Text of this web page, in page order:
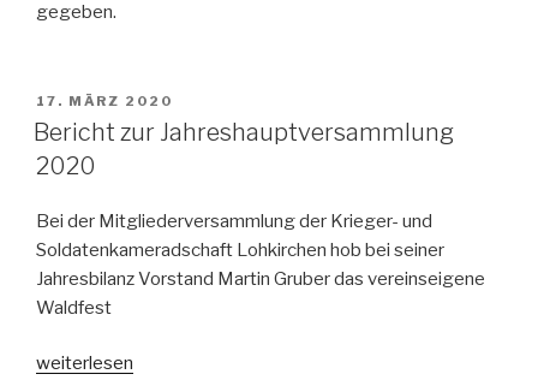
gegeben.
VERÖFFENTLICHT
AM
17. MÄRZ 2020
Bericht zur Jahreshauptversammlung
2020
Bei der Mitgliederversammlung der Krieger- und
Soldatenkameradschaft Lohkirchen hob bei seiner
Jahresbilanz Vorstand Martin Gruber das vereinseigene
Waldfest
„Bericht
weiterlesen